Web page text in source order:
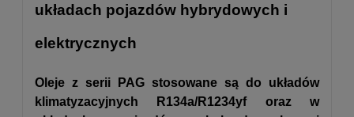
układach pojazdów hybrydowych i
elektrycznych
Oleje z serii PAG stosowane są do układów
klimatyzacyjnych R134a/R1234yf oraz w